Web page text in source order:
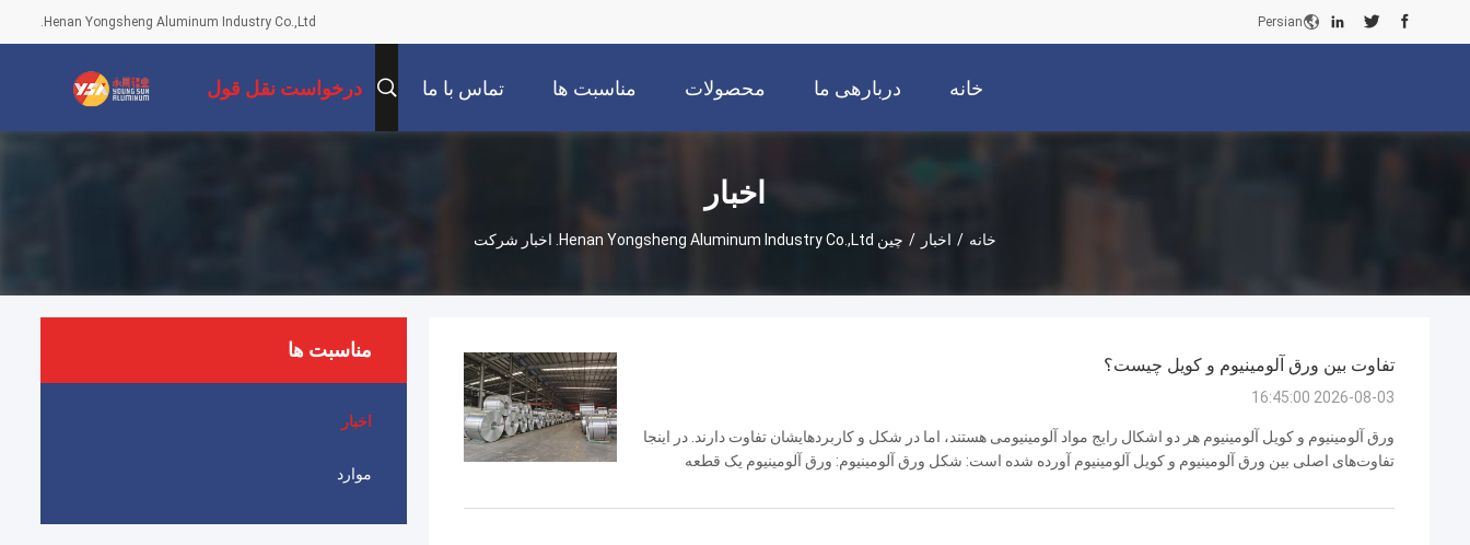
Henan Yongsheng Aluminum Industry Co.,Ltd. Persian
خانه دربارهی ما محصولات مناسبت ها تماس با ما درخواست نقل قول
اخبار
خانه / اخبار / چین Henan Yongsheng Aluminum Industry Co.,Ltd. اخبار شرکت
مناسبت ها
اخبار
موارد
تفاوت بین ورق آلومینیوم و کویل چیست؟
2026-08-03 16:45:00
ورق آلومینیوم و کویل آلومینیوم هر دو اشکال رایج مواد آلومینیومی هستند، اما در شکل و کاربردهایشان تفاوت دارند. در اینجا
تفاوت‌های اصلی بین ورق آلومینیوم و کویل آلومینیوم آورده شده است: شکل ورق آلومینیوم: ورق آلومینیوم یک قطعه